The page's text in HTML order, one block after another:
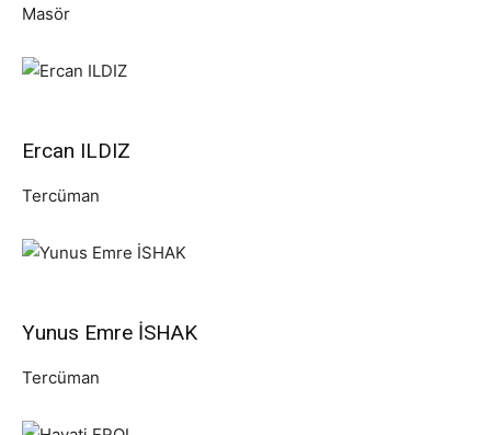
Masör
Ercan ILDIZ
Tercüman
Yunus Emre İSHAK
Tercüman